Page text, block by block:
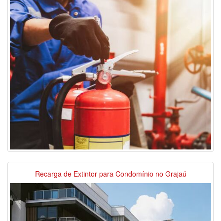
Recarga de Extintor para Condomínio no Grajaú